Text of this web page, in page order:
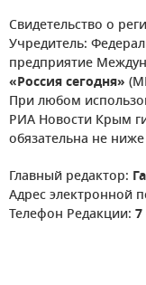
Свидетельство о
Учредитель:
предприятие
«Россия сегодня»
При любом
РИА Новости Крым
обязательна не
Главный редактор:
Адрес электронной
Телефон Редакции: 7